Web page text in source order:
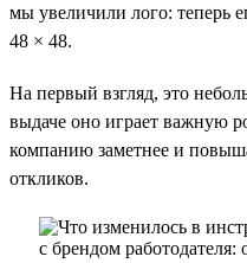
мы увеличили лого: теперь
48 × 48.
На первый взгляд, это
выдаче оно играет важную
компанию заметнее и
откликов.